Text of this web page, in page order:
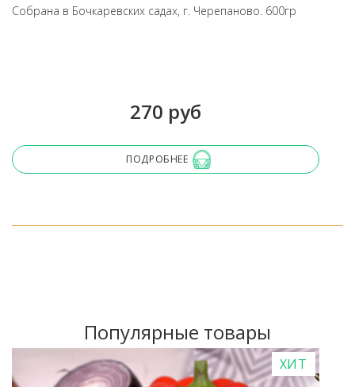
Собрана в Бочкаревских садах, г. Черепаново. 600гр
270 руб
ПОДРОБНЕЕ
Популярные товары
ХИТ